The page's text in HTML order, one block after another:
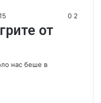
0 2
от
нас беше в